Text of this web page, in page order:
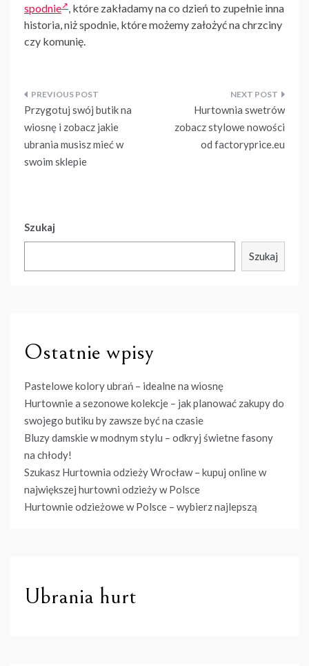
spodnie , które zakładamy na co dzień to zupełnie inna
historia, niż spodnie, które możemy założyć na chrzciny
czy komunię.
Nawigacja
wpisu
Przygotuj swój butik na
wiosnę i zobacz jakie
ubrania musisz mieć w
swoim sklepie
Hurtownia swetrów
zobacz stylowe nowości
od factoryprice.eu
Szukaj
Szukaj
Ostatnie wpisy
Pastelowe kolory ubrań – idealne na wiosnę
Hurtownie a sezonowe kolekcje – jak planować zakupy do
swojego butiku by zawsze być na czasie
Bluzy damskie w modnym stylu – odkryj świetne fasony
na chłody!
Szukasz Hurtownia odzieży Wrocław – kupuj online w
największej hurtowni odzieży w Polsce
Hurtownie odzieżowe w Polsce – wybierz najlepszą
Ubrania hurt